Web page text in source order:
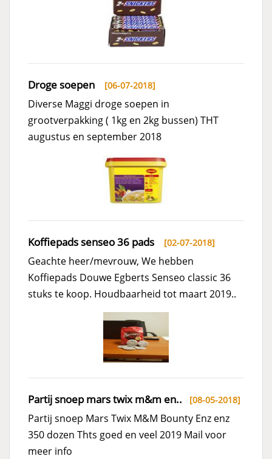
Droge soepen [06-07-2018]
Diverse Maggi droge soepen in
grootverpakking ( 1kg en 2kg bussen) THT
augustus en september 2018
Koffiepads senseo 36 pads [02-07-2018]
Geachte heer/mevrouw, We hebben
Koffiepads Douwe Egberts Senseo classic 36
stuks te koop. Houdbaarheid tot maart 2019..
Partij snoep mars twix m&m en.. [08-05-2018]
Partij snoep Mars Twix M&M Bounty Enz enz
350 dozen Thts goed en veel 2019 Mail voor
meer info